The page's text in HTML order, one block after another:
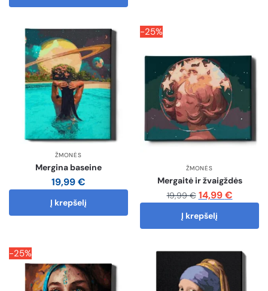
ŽMONĖS
Mergina baseine
19,99€
Į krepšelį
-25%
ŽMONĖS
Mergaitė ir žvaigždės
19,99€ 14,99€
Į krepšelį
-25%